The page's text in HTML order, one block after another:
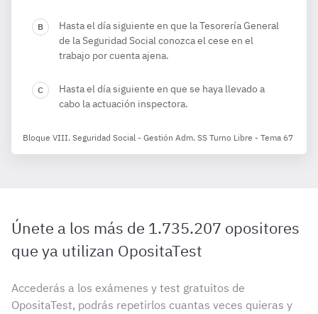
Hasta el día siguiente en que la Tesorería General
de la Seguridad Social conozca el cese en el
trabajo por cuenta ajena.
Hasta el día siguiente en que se haya llevado a
cabo la actuación inspectora.
Bloque VIII. Seguridad Social - Gestión Adm. SS Turno Libre - Tema 67
Únete a los más de 1.735.207 opositores
que ya utilizan OpositaTest
Accederás a los exámenes y test gratuitos de
OpositaTest, podrás repetirlos cuantas veces quieras y